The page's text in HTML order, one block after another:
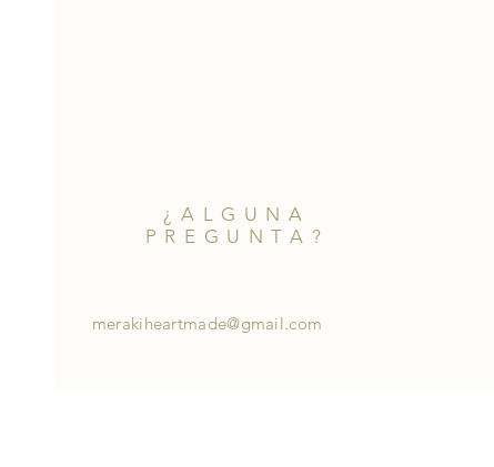
¿ALGUNA
PREGUNTA?
merakiheartmade@gmail.com